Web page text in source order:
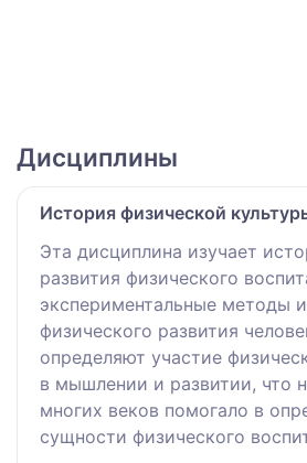
Дисциплины
История физической
Эта дисциплина изучает
развития физического
экспериментальные методы
физического развития
определяют участие
в мышлении и развитии, что
многих веков помогало в
сущности физического